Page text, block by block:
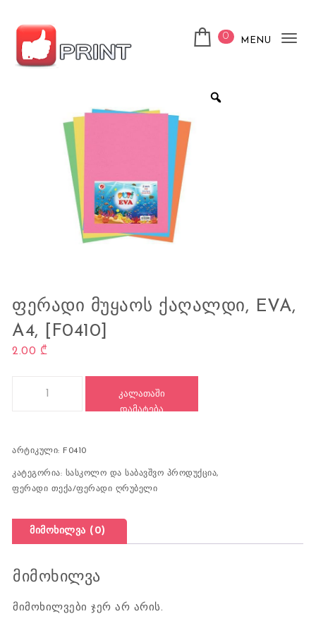
0 MENU
ᲤᲔᲠᲐᲓᲘ ᲛᲣᲧᲐᲝᲡ ᲥᲐᲦᲐᲚᲓᲘ, EVA,
A4, [F0410]
2.00 ₾
ᲙᲐᲚᲐᲗᲐᲨᲘ
ᲓᲐᲛᲐᲢᲔᲑᲐ
არტიკული: F0410
კატეგორია: სასკოლო და საბავშვო პროდუქცია,
ფერადი თექა/ფერადი ღრუბელი
მიმოხილვა (0)
მიმოხილვა
მიმოხილვები ჯერ არ არის.